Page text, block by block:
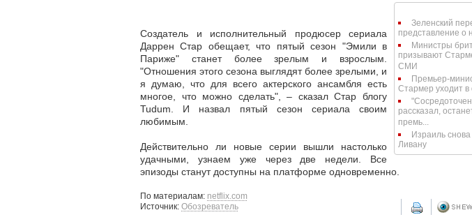
Зеленский
представление о
Министры
призывают
СМИ
Премьер-
Стармер уходит в
рассказал,
премь...
Израиль
Ливану
Создатель и исполнительный продюсер сериала
Даррен Стар обещает, что пятый сезон "Эмили в
Париже" станет более зрелым и взрослым.
"Отношения этого сезона выглядят более зрелыми, и
я думаю, что для всего актерского ансамбля есть
многое, что можно сделать", – сказал Стар блогу
Tudum. И назвал пятый сезон сериала своим
любимым.
Действительно ли новые серии вышли настолько
удачными, узнаем уже через две недели. Все
эпизоды станут доступны на платформе одновременно.
По материалам: netflix.com
Источник: Обозреватель